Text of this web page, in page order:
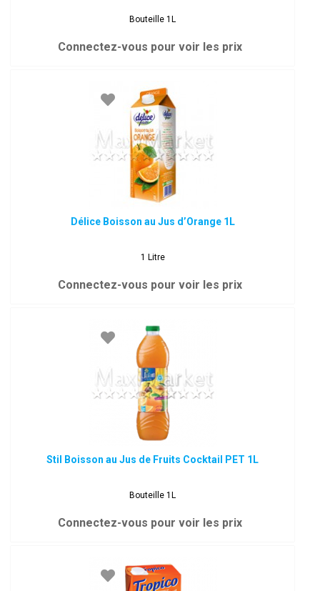
Bouteille 1L
Connectez-vous pour voir les prix
Délice Boisson au Jus d’Orange 1L
1 Litre
Connectez-vous pour voir les prix
Stil Boisson au Jus de Fruits Cocktail PET 1L
Bouteille 1L
Connectez-vous pour voir les prix